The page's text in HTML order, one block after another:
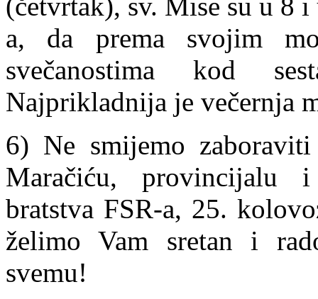
a, da prema svojim
svečanostima kod
Najprikladnija je večernja
6) Ne smijemo
Maračiću, provincijalu i
bratstva FSR-a, 25.
želimo Vam sretan i
svemu!